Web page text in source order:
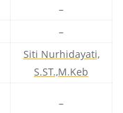
–
–
Siti Nurhidayati,
S.ST.,M.Keb
–